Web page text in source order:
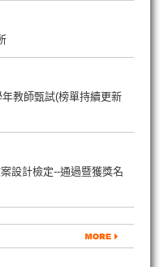
教師甄試(榜單持續更新
設計檢定--通過暨獲獎名